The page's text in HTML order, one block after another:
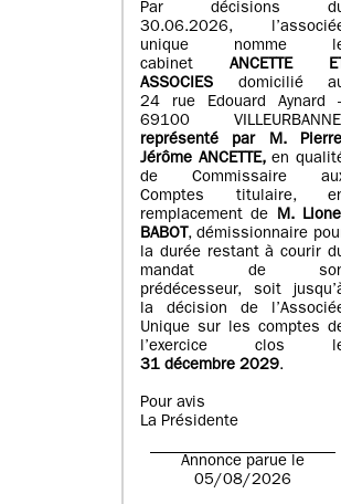
Par décisions
30.06.2026,
unique nomme
cabinet ANCETTE
ASSOCIES
domicilié
24 rue Edouard Aynard
69100
représenté par M.
Jérôme ANCETTE, en
de Commissaire
Comptes titulaire,
remplacement de M.
BABOT , démissionnaire
la durée restant à courir
mandat de
prédécesseur, soit
la décision de
Unique sur les comptes
l’exercice clos
31 décembre 2029.
Pour avis
La Présidente
Annonce parue le
05/08/2026